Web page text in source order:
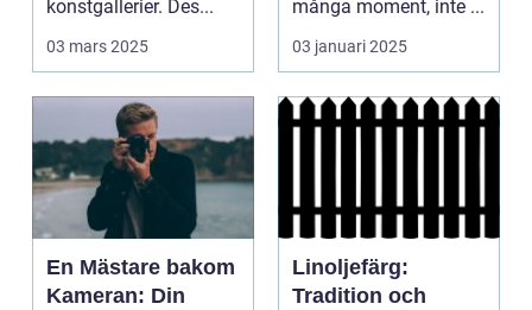
konstgallerier. Des...
03 mars 2025
många moment, inte ...
03 januari 2025
En Mästare bakom
Kameran: Din
Linoljefärg:
Tradition och